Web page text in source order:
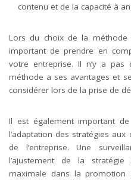
contenu et de la capacité à
Lors du choix de la
important de prendre en
votre entreprise. Il n’y a pas
méthode a ses avantages et
considérer lors de la prise de
Il est également important
l’adaptation des stratégies
de l’entreprise. Une
l’ajustement de la stratégie
maximale dans la